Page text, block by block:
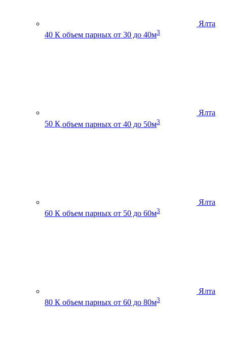
Ялта
40 К объем парных от 30 до 40м3
Ялта
50 К объем парных от 40 до 50м3
Ялта
60 К объем парных от 50 до 60м3
Ялта
80 К объем парных от 60 до 80м3